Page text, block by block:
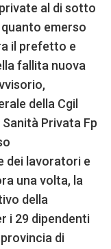
al di sotto
emerso
il prefetto e
fallita nuova
della Cgil
Privata Fp
dei lavoratori e
una volta, la
della
i 29 dipendenti
di